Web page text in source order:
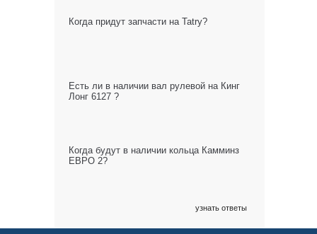
Когда придут запчасти на Tatry?
Есть ли в наличии вал рулевой на Кинг
Лонг 6127 ?
Когда будут в наличии кольца Камминз
ЕВРО 2?
узнать ответы